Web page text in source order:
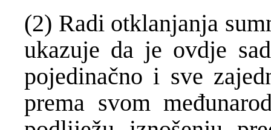
(2) Radi otklanjanja
ukazuje da je ovdje
pojedinačno i sve
prema svom